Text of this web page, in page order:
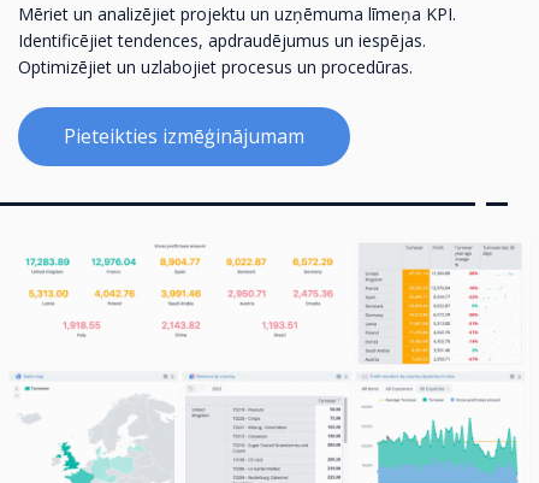
Mēriet un analizējiet projektu un uzņēmuma līmeņa KPI.
Identificējiet tendences, apdraudējumus un iespējas.
Optimizējiet un uzlabojiet procesus un procedūras.
Pieteikties izmēģinājumam